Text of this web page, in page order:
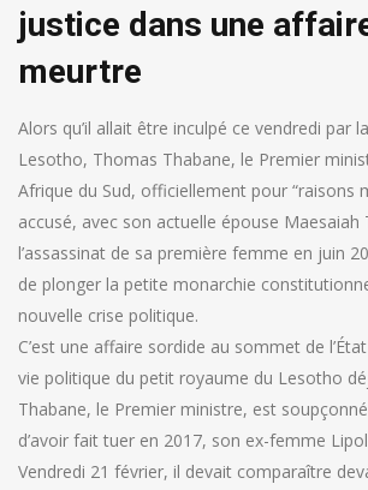
justice dans une
meurtre
Alors qu’il allait être inculpé ce vendredi par
Lesotho, Thomas Thabane, le Premier
Afrique du Sud, officiellement pour “raisons
accusé, avec son actuelle épouse Maesaiah
l’assassinat de sa première femme en juin
de plonger la petite monarchie
nouvelle crise politique.
C’est une affaire sordide au sommet de
vie politique du petit royaume du Lesotho
Thabane, le Premier ministre, est
d’avoir fait tuer en 2017, son ex-femme
Vendredi 21 février, il devait comparaître